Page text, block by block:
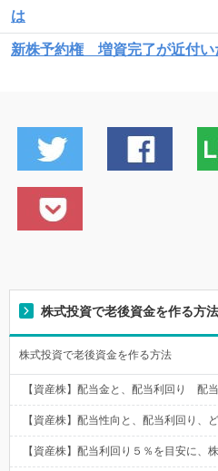
は
新株予約権 増資完了が近付い
株式投資で老後資金を作る方法
株式投資で老後資金を作る方法
【資産株】配当金と、配当利回り 配
【資産株】配当性向と、配当利回り、
【資産株】配当利回り５％を目安に、